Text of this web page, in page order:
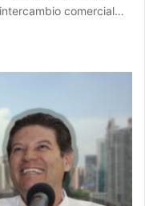
comercial…